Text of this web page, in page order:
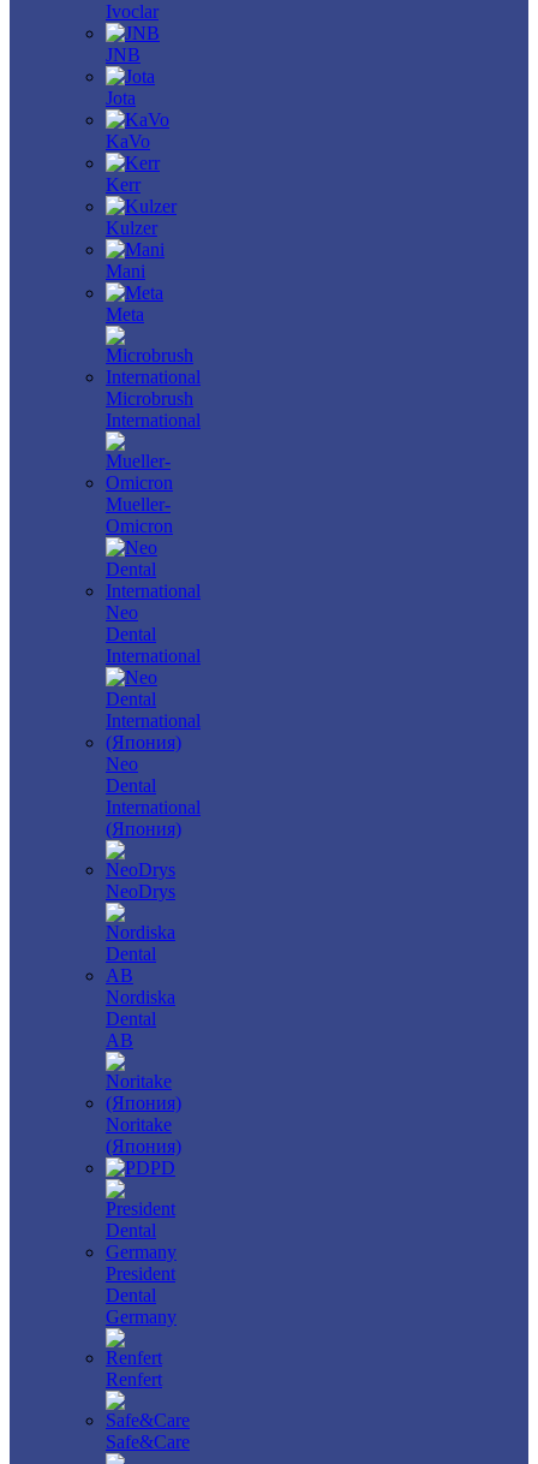
Ivoclar
JNB
Jota
KaVo
Kerr
Kulzer
Mani
Meta
Microbrush
International
Mueller-
Omicron
Neo
Dental
International
Neo
Dental
International
(Япония)
NeoDrys
Nordiska
Dental
AB
Noritake
(Япония)
PD
President
Dental
Germany
Renfert
Safe&Care